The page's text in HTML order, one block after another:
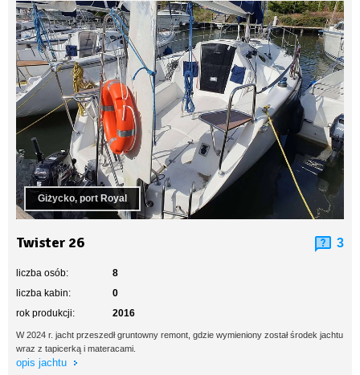
Giżycko, port Royal
Twister 26 3
liczba osób:
8
liczba kabin:
0
rok produkcji:
2016
W 2024 r. jacht przeszedł gruntowny remont, gdzie wymieniony został środek jachtu
wraz z tapicerką i materacami.
opis jachtu